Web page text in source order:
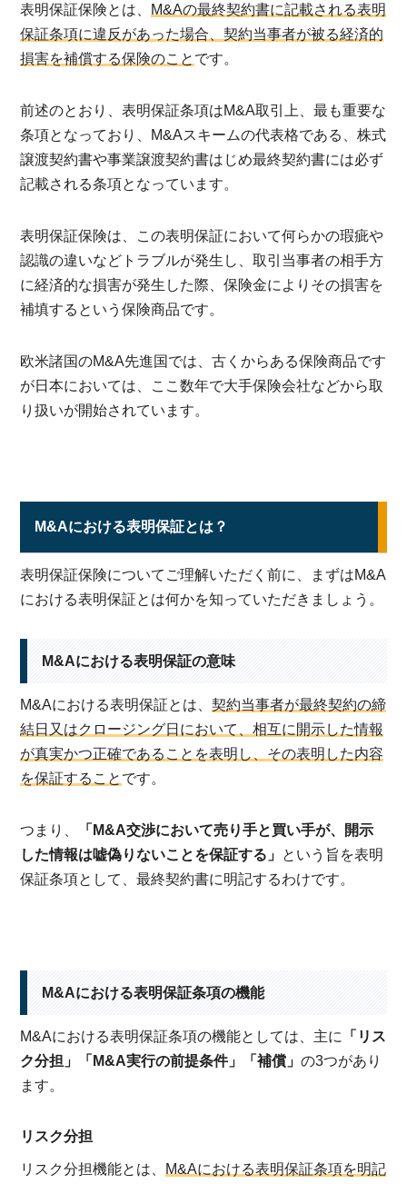
表明保証保険とは、 M&Aの最終契約書に記載される表明
保証条項に違反があった場合、契約当事者が被る経済的
損害を補償する保険のこと です。
前述のとおり、表明保証条項はM&A取引上、最も重要な
条項となっており、M&Aスキームの代表格である、株式
譲渡契約書や事業譲渡契約書はじめ最終契約書には必ず
記載される条項となっています。
表明保証保険は、この表明保証において何らかの瑕疵や
認識の違いなどトラブルが発生し、取引当事者の相手方
に経済的な損害が発生した際、保険金によりその損害を
補填するという保険商品です。
欧米諸国のM&A先進国では、古くからある保険商品です
が日本においては、ここ数年で大手保険会社などから取
り扱いが開始されています。
M&Aにおける表明保証とは？
表明保証保険についてご理解いただく前に、まずはM&A
における表明保証とは何かを知っていただきましょう。
M&Aにおける表明保証の意味
M&Aにおける表明保証とは、契約当事者が最終契約の締
結日又はクロージング日において、相互に開示した情報
が真実かつ正確であることを表明し、その表明した内容
を保証すること です。
つまり、
「M&A交渉において売り手と買い手が、開示
した情報は嘘偽りないことを保証する」 という旨を表明
保証条項として、最終契約書に明記するわけです。
M&Aにおける表明保証条項の機能
M&Aにおける表明保証条項の機能としては、主に
「リス
ク分担」「M&A実行の前提条件」「補償」の3つがあり
ます。
リスク分担
リスク分担機能とは、 M&Aにおける表明保証条項を明記